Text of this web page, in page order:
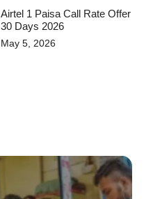
Airtel 1 Paisa Call Rate Offer
30 Days 2026
May 5, 2026